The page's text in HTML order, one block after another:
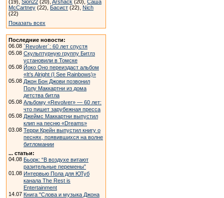
(19), Sion22 (20), Arshack (20), Саша
McCartney (22), Басист (22), Nich
(22)
Показать всех
Последние новости:
06.08 `Revolver`: 60 лет спустя
05.08 Скульптурную группу Битлз
установили в Томске
05.08 Йоко Оно переиздаст альбом
«It’s Alright (I See Rainbows)»
05.08 Джон Бон Джови позвонил
Полу Маккартни из дома
детства битла
05.08 Альбому «Revolver» — 60 лет:
что пишет зарубежная пресса
05.08 Джеймс Маккартни выпустил
клип на песню «Dreams»
03.08 Терри Крейн выпустил книгу о
песнях, появившихся на волне
битломании
... статьи:
04.08 Бьорк: “В воздухе витают
разительные перемены”
01.08 Интервью Пола для ЮТуб
канала The Rest is
Entertainment
14.07 Книга "Слова и музыка Джона